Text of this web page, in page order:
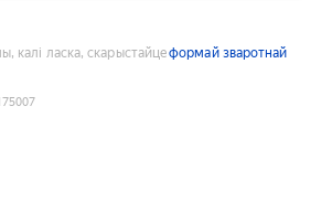
калі ласка, скарыстайцеформай зваротнай